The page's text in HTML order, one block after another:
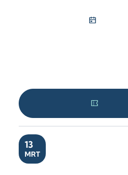
ZA
13
MRT